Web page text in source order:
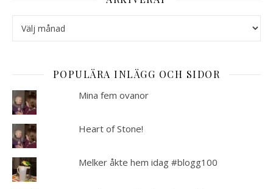
POPULÄRA INLÄGG OCH SIDOR
Mina fem ovanor
Heart of Stone!
Melker åkte hem idag #blogg100